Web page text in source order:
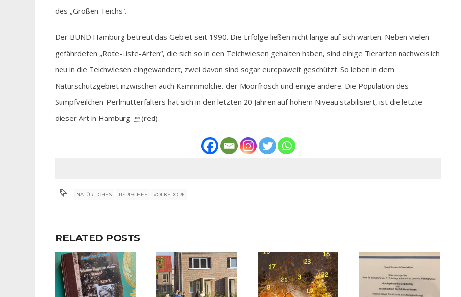
des „Großen Teichs“.
Der BUND Hamburg betreut das Gebiet seit 1990. Die Erfolge ließen nicht lange auf sich warten. Neben vielen
gefährdeten „Rote-Liste-Arten“, die sich so in den Teichwiesen gehalten haben, sind einige Tierarten nachweislich
neu in die Teichwiesen eingewandert, zwei davon sind sogar europaweit geschützt. So leben in dem
Naturschutzgebiet inzwischen auch Kammmolche, der Moorfrosch und einige andere. Die Population des
Sumpfveilchen-Perlmutterfalters hat sich in den letzten 20 Jahren auf hohem Niveau stabilisiert, ist die letzte
dieser Art in Hamburg. (red)
NATÜRLICHES TIERISCHES VOLKSDORF
RELATED POSTS